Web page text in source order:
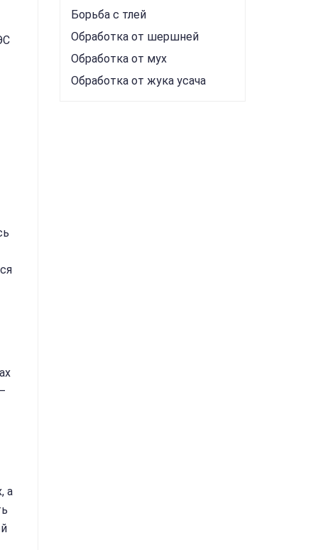
а
Борьба с тлей
Обработка от шершней
Обработка от мух
Обработка от жука усача